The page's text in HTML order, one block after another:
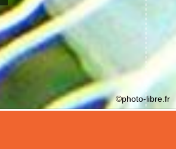
©photo-libre.fr